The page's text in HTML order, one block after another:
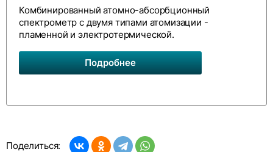
Комбинированный атомно-абсорбционный
спектрометр с двумя типами атомизации -
пламенной и электротермической.
Подробнее
Поделиться: